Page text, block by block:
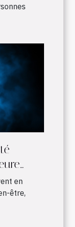
en
être,